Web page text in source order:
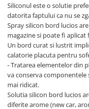
Siliconul este o solutie
datorita faptului ca nu se
Spray silicon bord lucios
magazine si poate fi aplicat
Un bord curat si lustrit
calatorie placuta pentru
- Tratarea elementelor din
va conserva
mai ridicat.
Solutia silicon bord lucios
diferite arome (new car,